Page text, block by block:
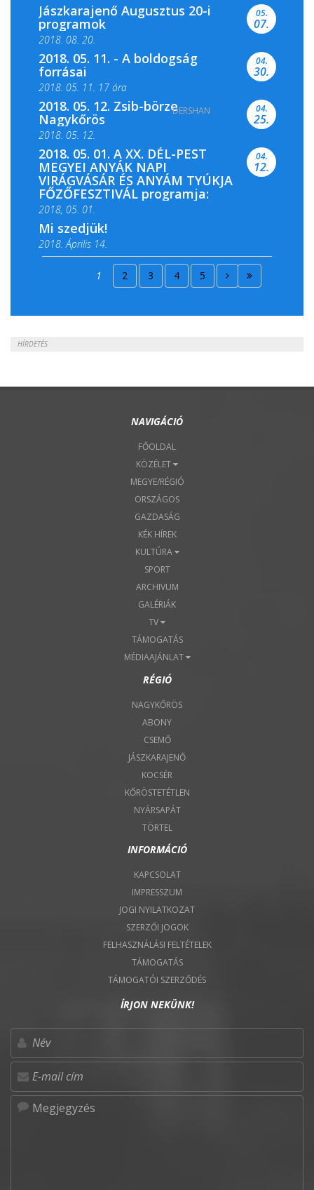
Jászkarajenő Augusztus 20-i
programok
2018. 08. 20.
05.
07.
2018. 05. 11. - A boldogság
forrásai
2018. 05. 11. 17 óra
2018. 05. 11. 19 óra
04.
30.
2018. 05. 12. Zsib-börze
Nagykőrös
2018. 05. 12.
04.
25.
2018. 05. 01. A XX. DÉL-PEST
MEGYEI ANYÁK NAPI
VIRÁGVÁSÁR ÉS ANYÁM TYÚKJA
FŐZŐFESZTIVÁL programja:
2018, 05. 01.
04.
12.
Mi szedjük!
2018. Április 14.
2018. Április 15.
1 2 3 4 5
HÍRDETÉS
NAVIGÁCIÓ
FŐOLDAL
KÖZÉLET
MEGYE/RÉGIÓ
ORSZÁGOS
GAZDASÁG
KÉK HÍREK
KULTÚRA
SPORT
ARCHIVUM
GALÉRIÁK
TV
TÁMOGATÁS
MÉDIAAJÁNLAT
RÉGIÓ
NAGYKŐRÖS
ABONY
CSEMŐ
JÁSZKARAJENŐ
KOCSÉR
KŐRÖSTETÉTLEN
NYÁRSAPÁT
TÖRTEL
DERSHAN
INFORMÁCIÓ
KAPCSOLAT
IMPRESSZUM
JOGI NYILATKOZAT
SZERZŐI JOGOK
FELHASZNÁLÁSI FELTÉTELEK
TÁMOGATÁS
TÁMOGATÓI SZERZŐDÉS
ÍRJON NEKÜNK!